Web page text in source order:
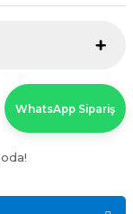
WhatsApp Sipariş